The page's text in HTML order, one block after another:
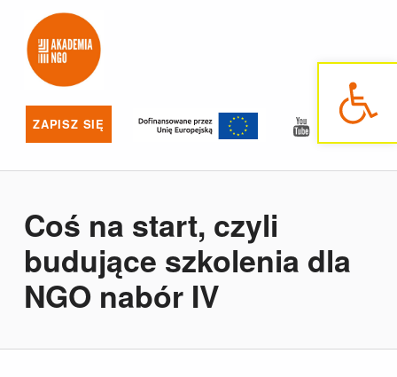
Otwórz pasek narzędzi
ZAPISZ SIĘ
YouTube
Coś na start, czyli
budujące szkolenia dla
NGO nabór IV